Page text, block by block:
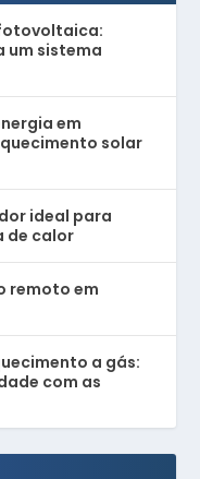
um sistema
em
solar
ideal para
de calor
remoto em
a gás:
com as